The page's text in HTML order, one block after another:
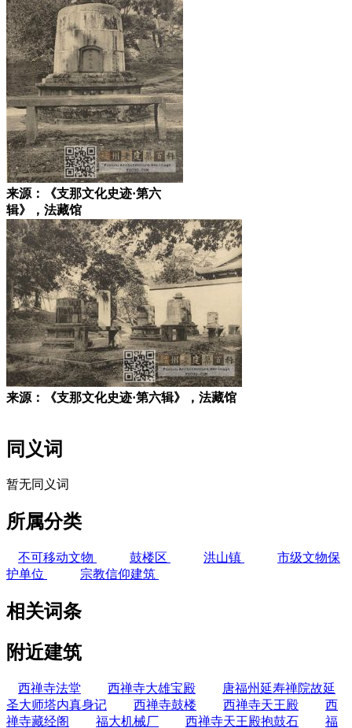
来源：《支那文化史迹·第六
辑》，法藏馆
来源：《支那文化史迹·第六辑》，法藏馆
同义词
暂无同义词
所属分类
不可移动文物 鼓楼区 洪山镇
市级文物保
护单位
宗教信仰建筑
相关词条
附近建筑
西禅寺法堂 西禅寺大雄宝殿
唐福州延寿禅院故延
圣大师塔内真身记
西禅寺鼓楼 西禅寺天王殿
西
禅寺藏经阁
福大机械厂 西禅寺天王殿抱鼓石 福